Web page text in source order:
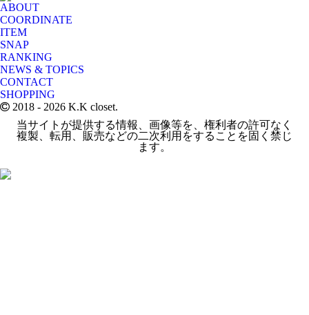
ABOUT
COORDINATE
ITEM
SNAP
RANKING
NEWS & TOPICS
CONTACT
SHOPPING
2018 - 2026 K.K closet.
当サイトが提供する情報、画像等を、権利者の許可なく
複製、転用、販売などの二次利用をすることを固く禁じ
ます。